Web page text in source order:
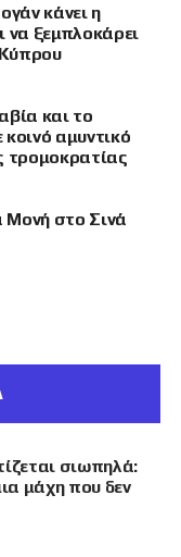
κάνει η
να ξεμπλοκάρει
και το
αμυντικό
τρομοκρατίας
Μονή στο Σινά
σιωπηλά:
μάχη που δεν